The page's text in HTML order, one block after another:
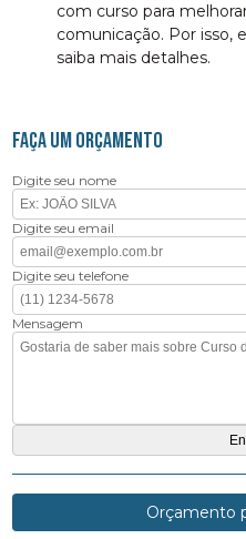
com curso para
comunicação. Por isso,
saiba mais detalhes.
FAÇA UM ORÇAMENTO
Digite seu nome
Digite seu email
Digite seu telefone
Mensagem
Orçamento